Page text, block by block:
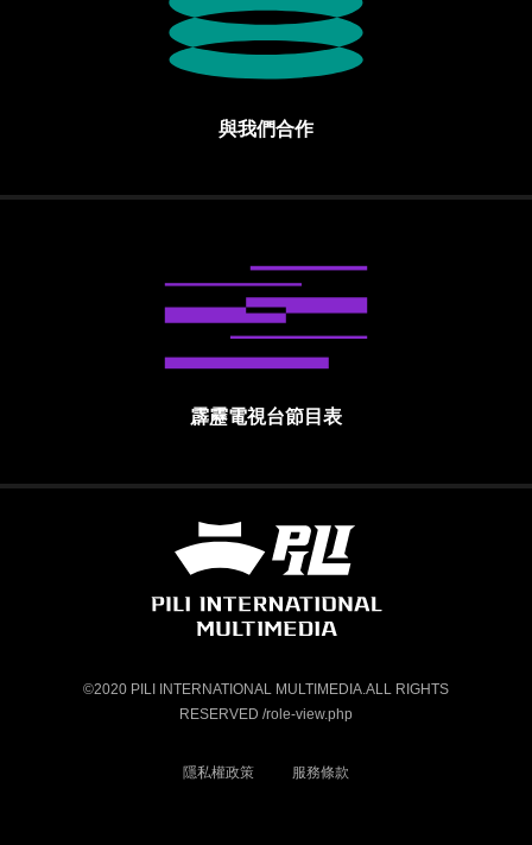
與我們合作
霹靂電視台節目表
霹靂國際多媒體股份有限公司 PILI
©2020 PILI INTERNATIONAL MULTIMEDIA.ALL RIGHTS
RESERVED /role-view.php
隱私權政策 服務條款